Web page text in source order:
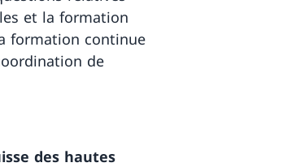
et la formation
formation continue
de
des hautes